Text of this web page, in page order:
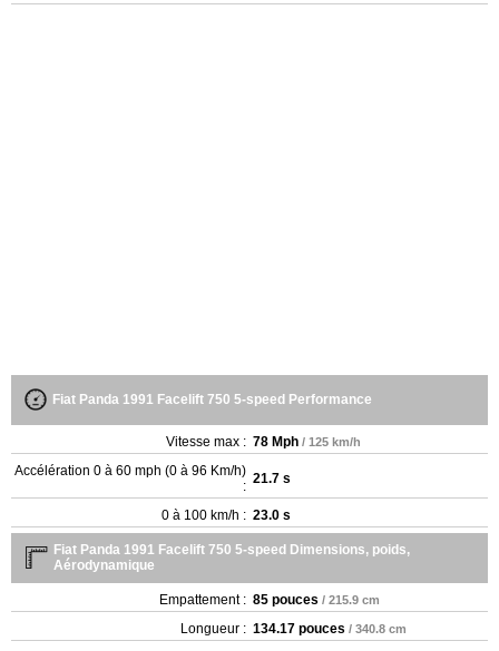
Fiat Panda 1991 Facelift 750 5-speed Performance
Vitesse max : 78 Mph / 125 km/h
Accélération 0 à 60 mph (0 à 96 Km/h)
: 21.7 s
0 à 100 km/h : 23.0 s
Fiat Panda 1991 Facelift 750 5-speed Dimensions, poids,
Aérodynamique
Empattement : 85 pouces / 215.9 cm
Longueur : 134.17 pouces / 340.8 cm